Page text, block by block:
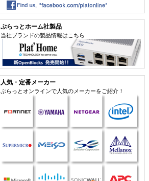
ぷらっとホーム社製品
当社ブランドの製品情報はこちら
人気・定番メーカー
ぷらっとオンラインで人気のメーカーをご紹介！